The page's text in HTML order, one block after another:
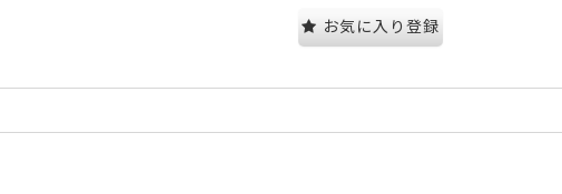
お気に入り登録